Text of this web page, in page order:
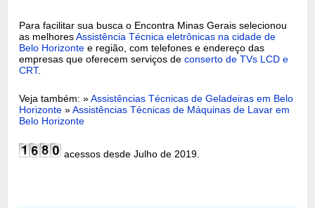
Para facilitar sua busca o Encontra Minas Gerais selecionou
as melhoresAssistência Técnica eletrônicas na cidade de
Belo Horizonte e região, com telefones e endereço das
empresas que oferecem serviços deconserto de TVs LCD e
CRT.
Veja também: »Assistências Técnicas de Geladeiras em Belo
Horizonte »Assistências Técnicas de Máquinas de Lavar em
Belo Horizonte
acessos desde Julho de 2019.